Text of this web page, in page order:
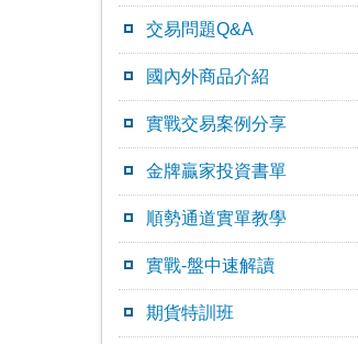
交易問題Q&A
國內外商品介紹
實戰交易案例分享
金牌贏家投資書單
順勢通道實單教學
實戰-盤中速解讀
期貨特訓班